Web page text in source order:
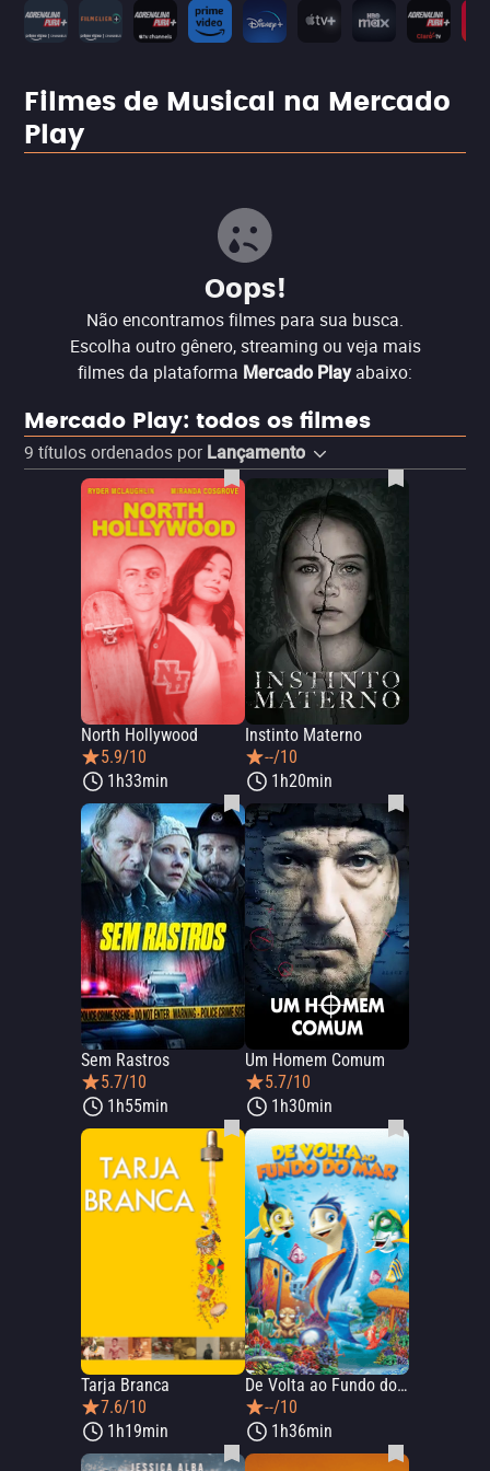
Filmes de Musical na Mercado
Play
Oops!
Não encontramos filmes para sua busca.
Escolha outro gênero, streaming ou veja mais
filmes da plataforma Mercado Playabaixo:
Mercado Play: todos os filmes
9 títulos ordenados por Lançamento
North Hollywood
5.9/10
1h33min
Instinto Materno
--/10
1h20min
Sem Rastros
5.7/10
1h55min
Um Homem Comum
5.7/10
1h30min
Tarja Branca
7.6/10
1h19min
De Volta ao Fundo do Mar
--/10
1h36min